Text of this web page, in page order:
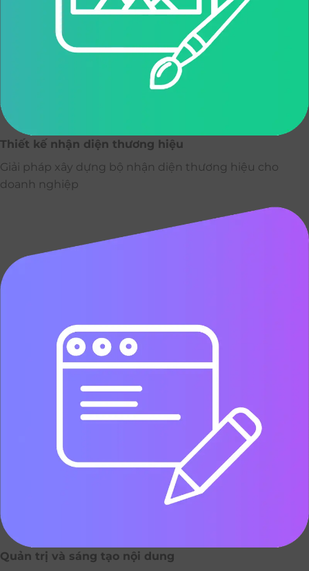
Thiết kế nhận diện thương hiệu
Giải pháp xây dựng bộ nhận diện thương hiệu cho
doanh nghiệp
Quản trị và sáng tạo nội dung